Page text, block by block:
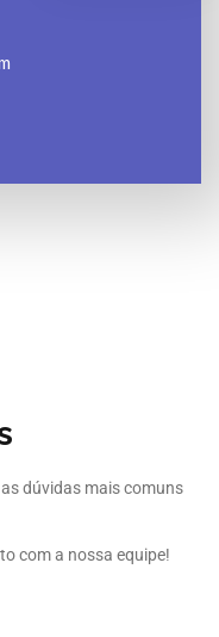
dúvidas mais comuns
com a nossa equipe!